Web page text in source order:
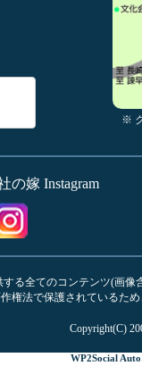
※
の嫁 Instagram
る全てのコンテンツ(画
権法で保護されているた
Copyright(C)
WP2Social